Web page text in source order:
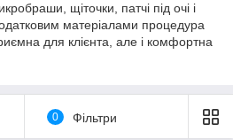
щіточки, патчі під очі і
матеріалами процедура
для клієнта, але і комфортна
0 Фільтри